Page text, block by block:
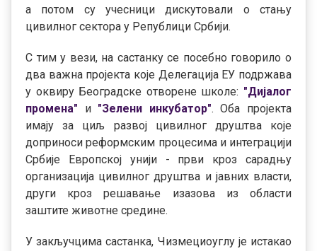
а потом су учесници дискутовали о стању
цивилног сектора у Републици Србији.
С тим у вези, на састанку се посебно говорило о
два важна пројекта које Делегација ЕУ подржава
у оквиру Београдске отворене школе: "Дијалог
промена" и "Зелени инкубатор". Оба пројекта
имају за циљ развој цивилног друштва које
доприноси реформским процесима и интеграцији
Србије Европској унији - први кроз сарадњу
организација цивилног друштва и јавних власти,
други кроз решавање изазова из области
заштите животне средине.
У закључцима састанка, Чизмециоуглу је истакао